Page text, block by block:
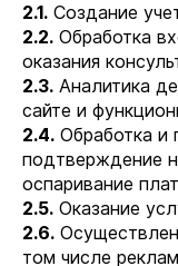
2.1. Создание
2.2. Обработка
оказания
2.3. Аналитика
сайте и
2.4. Обработка и
подтверждение
оспаривание
2.5. Оказание
2.6.
том числе